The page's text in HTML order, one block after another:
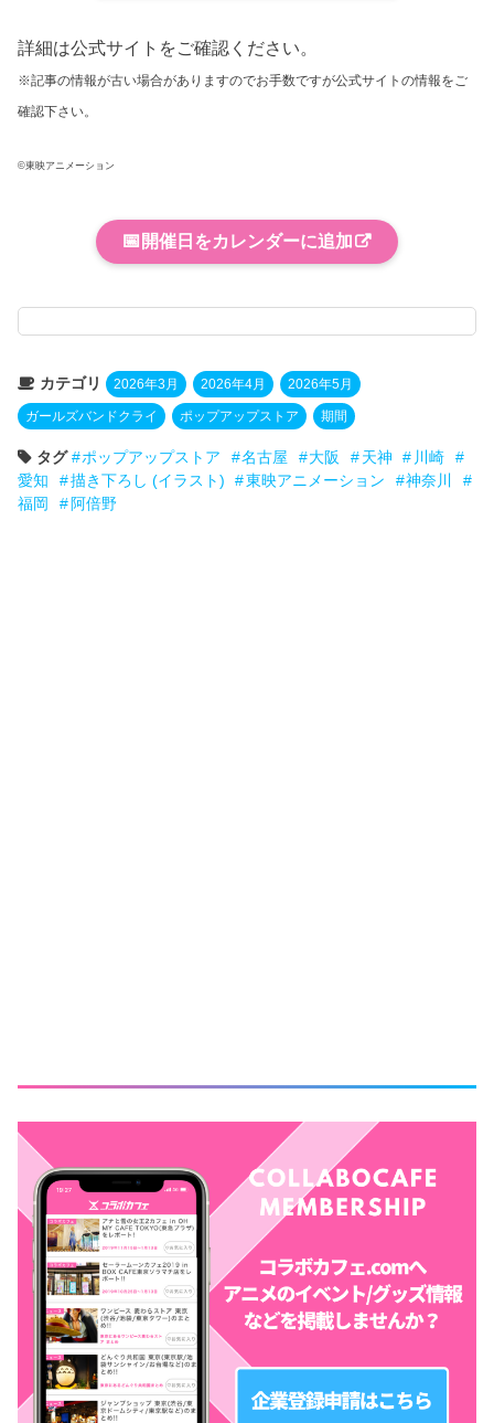
詳細は公式サイトをご確認ください。
※記事の情報が古い場合がありますのでお手数ですが公式サイトの情報をご
確認下さい。
©東映アニメーション
📅 開催日をカレンダーに追加
カテゴリ 2026年3月 2026年4月 2026年5月
ガールズバンドクライ ポップアップストア 期間
タグ ポップアップストア 名古屋 大阪 天神
川崎
愛知
描き下ろし (イラスト) 東映アニメーション
神奈川
福岡
阿倍野